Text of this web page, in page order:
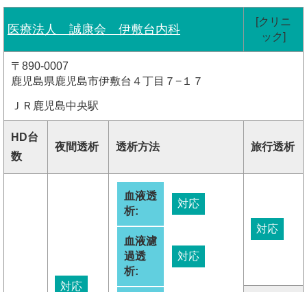
医療法人 誠康会 伊敷台内科
[クリニ
ック]
〒890-0007
鹿児島県鹿児島市伊敷台４丁目７−１７
ＪＲ鹿児島中央駅
HD台
数
夜間透析 透析方法 旅行透析
対応
血液透
析:
対応
血液濾
過透
析:
対応
対応